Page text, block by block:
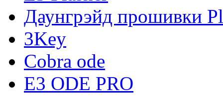
Даунгрэйд прошивки
3Key
Cobra ode
E3 ODE PRO